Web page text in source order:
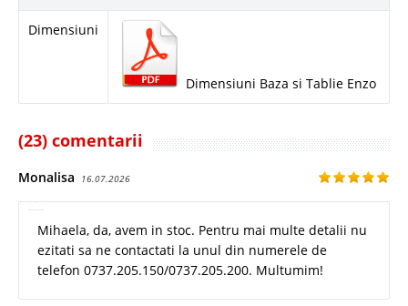
Dimensiuni
Dimensiuni Baza si Tablie Enzo
(23) comentarii
Monalisa 16.07.2026
Mihaela, da, avem in stoc. Pentru mai multe detalii nu
ezitati sa ne contactati la unul din numerele de
telefon 0737.205.150/0737.205.200. Multumim!